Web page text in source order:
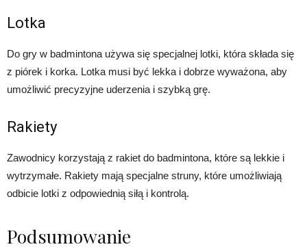
Lotka
Do gry w badmintona używa się specjalnej lotki, która składa się
z piórek i korka. Lotka musi być lekka i dobrze wyważona, aby
umożliwić precyzyjne uderzenia i szybką grę.
Rakiety
Zawodnicy korzystają z rakiet do badmintona, które są lekkie i
wytrzymałe. Rakiety mają specjalne struny, które umożliwiają
odbicie lotki z odpowiednią siłą i kontrolą.
Podsumowanie